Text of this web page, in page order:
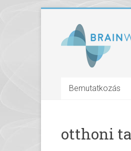
Bemutatkozás
otthoni